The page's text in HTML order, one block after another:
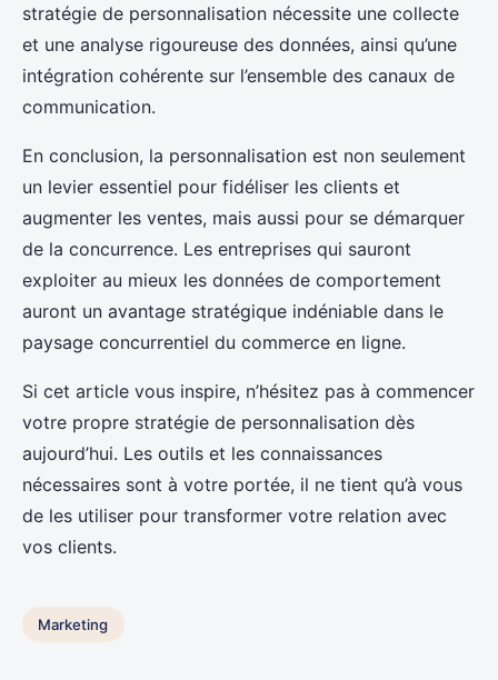
stratégie de personnalisation nécessite une collecte
et une analyse rigoureuse des données, ainsi qu’une
intégration cohérente sur l’ensemble des canaux de
communication.
En conclusion, la personnalisation est non seulement
un levier essentiel pour fidéliser les clients et
augmenter les ventes, mais aussi pour se démarquer
de la concurrence. Les entreprises qui sauront
exploiter au mieux les données de comportement
auront un avantage stratégique indéniable dans le
paysage concurrentiel du commerce en ligne.
Si cet article vous inspire, n’hésitez pas à commencer
votre propre stratégie de personnalisation dès
aujourd’hui. Les outils et les connaissances
nécessaires sont à votre portée, il ne tient qu’à vous
de les utiliser pour transformer votre relation avec
vos clients.
Marketing